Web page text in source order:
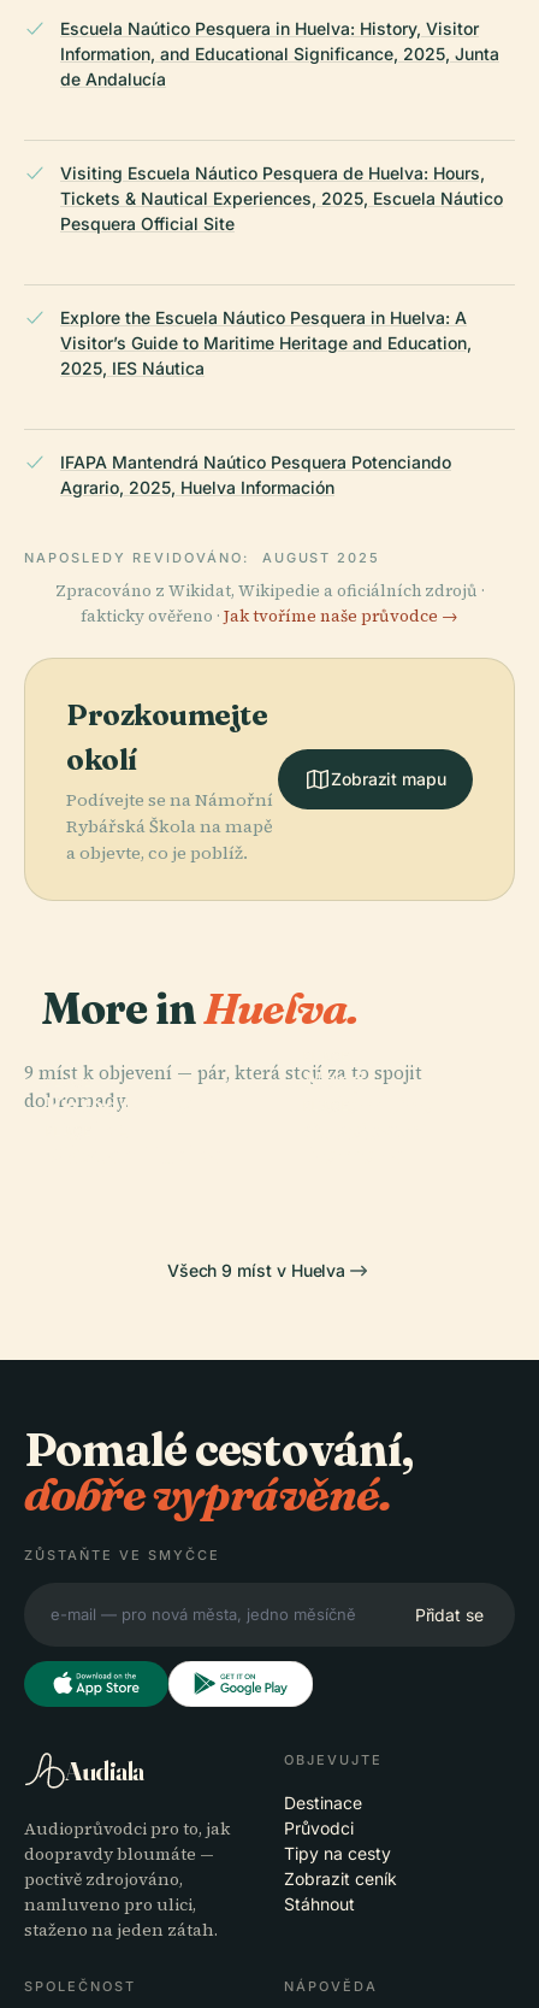
Escuela Naútico Pesquera in Huelva: History, Visitor
Information, and Educational Significance, 2025, Junta
de Andalucía
Visiting Escuela Náutico Pesquera de Huelva: Hours,
Tickets & Nautical Experiences, 2025, Escuela Náutico
Pesquera Official Site
Explore the Escuela Náutico Pesquera in Huelva: A
Visitor’s Guide to Maritime Heritage and Education,
2025, IES Náutica
IFAPA Mantendrá Naútico Pesquera Potenciando
Agrario, 2025, Huelva Información
NAPOSLEDY REVIDOVÁNO: AUGUST 2025
Zpracováno z Wikidat, Wikipedie a oficiálních zdrojů ·
fakticky ověřeno · Jak tvoříme naše průvodce →
Prozkoumejte
okolí
Podívejte se na Námořní
Rybářská Škola na mapě
a objevte, co je poblíž.
Zobrazit mapu
More inHuelva.
9 míst k objevení — pár, která stojí za to spojit
dohromady.
PLACE
Katedrála V
Nový
Všech 9 míst v Huelva
Pomalé cestování,
dobře vyprávěné.
ZŮSTAŇTE VE SMYČCE
Přidat se
Audiala
Audioprůvodci pro to, jak
doopravdy bloumáte —
poctivě zdrojováno,
namluveno pro ulici,
staženo na jeden zátah.
OBJEVUJTE
Destinace
Průvodci
Tipy na cesty
Zobrazit ceník
Stáhnout
SPOLEČNOST NÁPOVĚDA